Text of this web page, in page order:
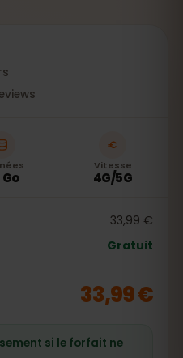
Vitesse
4G/5G
33,99 €
Gratuit
33,99 €
si le forfait ne